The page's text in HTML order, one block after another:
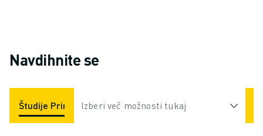
Navdihnite se
Študije Primerov Industrije
Izberi več možnosti tukaj